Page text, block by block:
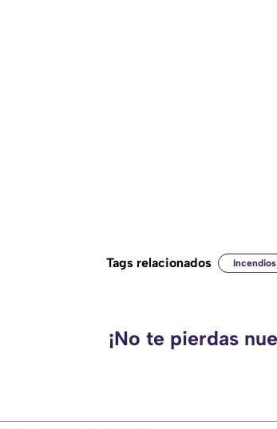
Tags relacionados Incendios
¡No te pierdas